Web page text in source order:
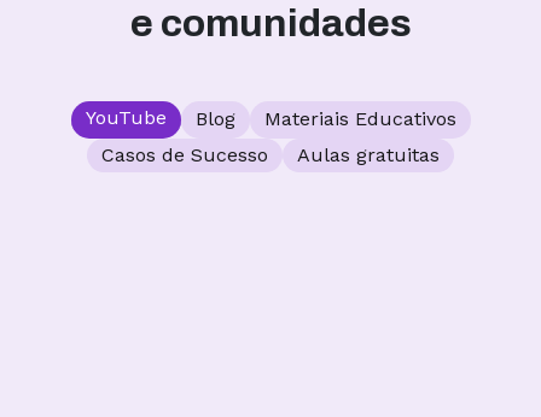
e comunidades
YouTube Blog
Materiais Educativos
Casos de Sucesso
Aulas gratuitas